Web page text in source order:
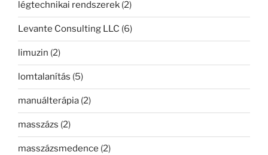
légtechnikai rendszerek (2)
Levante Consulting LLC (6)
limuzin (2)
lomtalanítás (5)
manuálterápia (2)
masszázs (2)
masszázsmedence (2)